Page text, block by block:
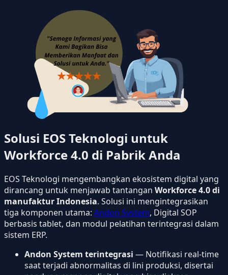
Solusi EOS Teknologi untuk
Workforce 4.0 di Pabrik Anda
EOS Teknologi mengembangkan ekosistem digital yang
dirancang untuk menjawab tantangan Workforce 4.0 di
manufaktur Indonesia. Solusi ini mengintegrasikan
tiga komponen utama: Andon System, Digital SOP
berbasis tablet, dan modul pelatihan terintegrasi dalam
sistem ERP.
Andon System terintegrasi — Notifikasi real-time
saat terjadi abnormalitas di lini produksi, disertai